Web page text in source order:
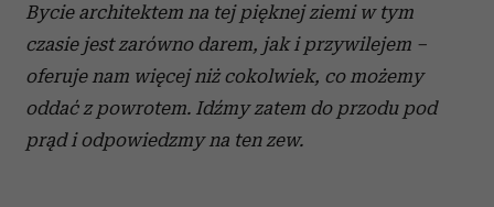
Bycie architektem na tej pięknej ziemi w tym
czasie jest zarówno darem, jak i przywilejem –
oferuje nam więcej niż cokolwiek, co możemy
oddać z powrotem. Idźmy zatem do przodu pod
prąd i odpowiedzmy na ten zew.